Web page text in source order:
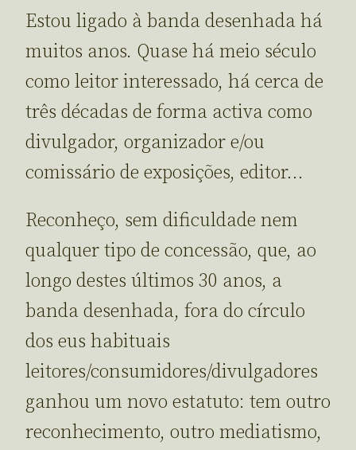
Estou ligado à banda desenhada há
muitos anos. Quase há meio século
como leitor interessado, há cerca de
três décadas de forma activa como
divulgador, organizador e/ou
comissário de exposições, editor…
Reconheço, sem dificuldade nem
qualquer tipo de concessão, que, ao
longo destes últimos 30 anos, a
banda desenhada, fora do círculo
dos eus habituais
leitores/consumidores/divulgadores
ganhou um novo estatuto: tem outro
reconhecimento, outro mediatismo,